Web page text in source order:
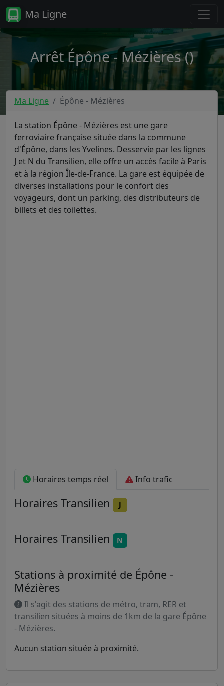
Ma Ligne
Arrêt Épône - Mézières ()
Ma Ligne Épône - Mézières
La station Épône - Mézières est une gare
ferroviaire française située dans la commune
d'Épône, dans les Yvelines. Desservie par les lignes
J et N du Transilien, elle offre un accès facile à Paris
et à la région Île-de-France. La gare est équipée de
diverses installations pour le confort des
voyageurs, dont un parking, des distributeurs de
billets et des toilettes.
Horaires temps réel Info trafic
Horaires Transilien J
Horaires Transilien N
Stations à proximité de Épône -
Mézières
Il s'agit des stations de métro, tram, RER et
transilien situées à moins de 1km de la gare Épône
- Mézières.
Aucun station située à proximité.